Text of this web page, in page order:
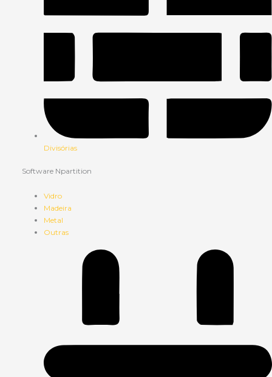
Divisórias
Software Npartition
Vidro
Madeira
Metal
Outras